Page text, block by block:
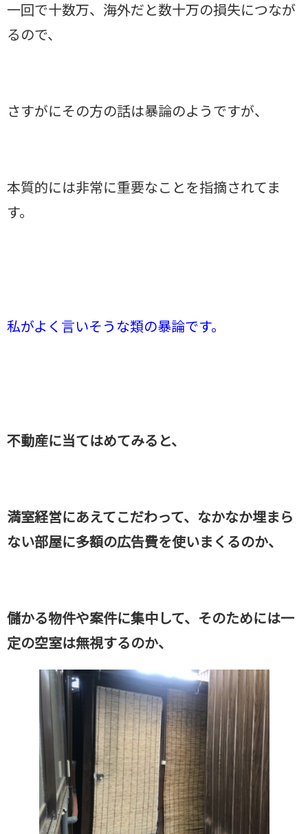
一回で十数万、海外だと数十万の損失につなが
るので、
さすがにその方の話は暴論のようですが、
本質的には非常に重要なことを指摘されてま
す。
私がよく言いそうな類の暴論です。
不動産に当てはめてみると、
満室経営にあえてこだわって、なかなか埋まら
ない部屋に多額の広告費を使いまくるのか、
儲かる物件や案件に集中して、そのためには一
定の空室は無視するのか、